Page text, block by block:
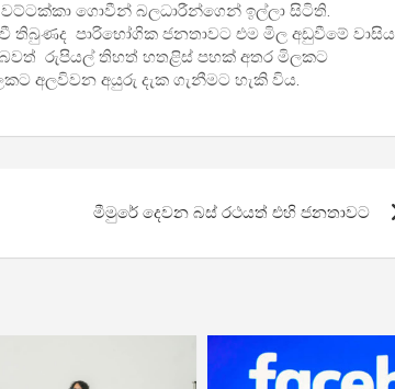
ගොවීන් බලධාරීන්ගෙන් ඉල්ලා සිටිති.
තිබුණද පාරිභෝගික ජනතාවට එම මිල අඩුවීමේ වාසිය
රුපියල් තිහත් හතළිස් පහක් අතර මිලකට
අලවිවන අයුරු දැක ගැනීමට හැකි විය.
මීමුරේ දෙවන බස් රථයත් එහි ජනතාවට